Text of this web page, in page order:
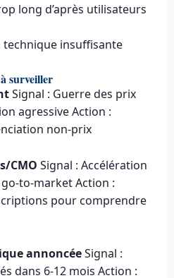
long d’après utilisateurs
insuffisante
surveiller
Signal : Guerre des prix
agressive Action :
non-prix
CMO Signal : Accélération
to-market Action :
pour comprendre
annoncéeSignal :
dans 6-12 mois Action :